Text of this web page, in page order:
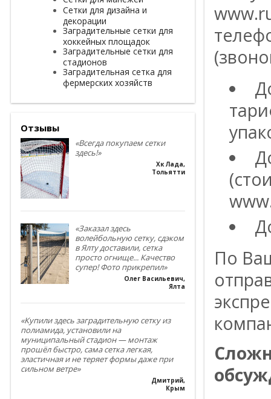
Сетки для дизайна и
декорации
Заградительные сетки для
хоккейных площадок
Заградительные сетки для
стадионов
Заградительная сетка для
фермерских хозяйств
Отзывы
«Всегда покупаем сетки
здесь!»
Хк Лада,
Тольятти
«Заказал здесь
волейбольную сетку, сдэком
в Ялту доставили, сетка
просто огнище... Качество
супер! Фото прикрепил»
Олег Васильевич,
Ялта
«Купили здесь заградительную сетку из
полиамида, установили на
муниципальный стадион — монтаж
прошёл быстро, сама сетка легкая,
эластичная и не теряет формы даже при
сильном ветре»
Дмитрий,
Крым
По